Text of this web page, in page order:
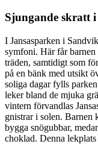
Sjungande skratt
I Jansasparken i
symfoni. Här får
träden, samtidigt som
på en bänk med utsikt
soliga dagar fylls
leker bland de mjuka
vintern förvandlas
gnistrar i solen. Barnen
bygga snögubbar,
choklad. Denna